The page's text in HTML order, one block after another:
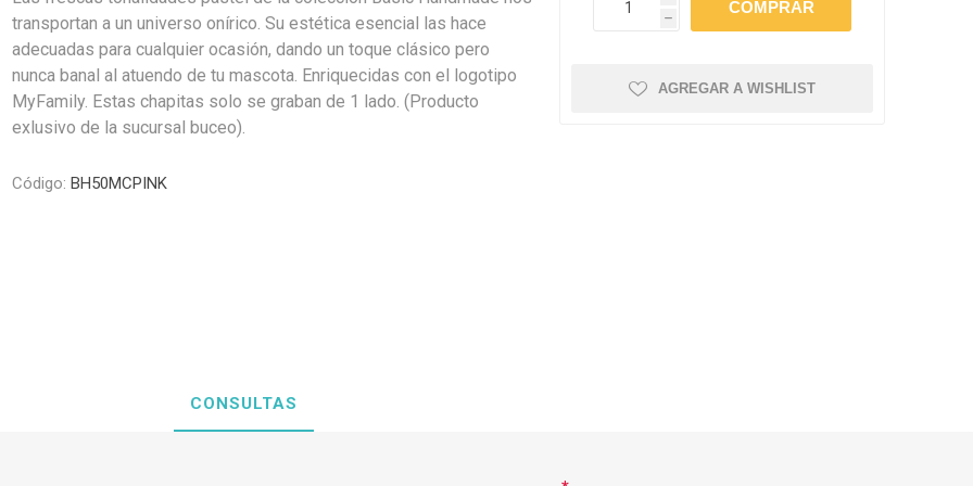
Biofresh
Three Dogs &
Three Cats
YowUp!
Kat Bom
Cachorreiros
Monello Bites
N&D
Vet Life
Comedero y Bebedero
Juguetes
Chapitas identificatorias
Camas, Cuchas y
Estética e Higiene
Antipulgas y Antiparasitarios
Artículos Postoperatorio
Premios y Patés
Transportadoras
Juguetes
Collares y Arneses
Rascadores
Medicamentos
Estética (Cepillos, peines y
tijeras)
Antipulgas y Antiparasitarios
transportan a un universo onírico. Su estética esencial las hace
adecuadas para cualquier ocasión, dando un toque clásico pero
nunca banal al atuendo de tu mascota. Enriquecidas con el logotipo
MyFamily. Estas chapitas solo se graban de 1 lado. (Producto
exlusivo de la sucursal buceo).
Código: BH50MCPINK
h
AGREGAR A WISHLIST
CONSULTAS